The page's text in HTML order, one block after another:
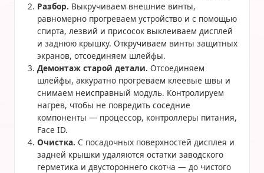
Разбор. Выкручиваем внешние винты,
равномерно прогреваем устройство и с помощью
спирта, лезвий и присосок выклеиваем дисплей
и заднюю крышку. Откручиваем винты защитных
экранов, отсоединяем шлейфы.
Демонтаж старой детали. Отсоединяем
шлейфы, аккуратно прогреваем клеевые швы и
снимаем неисправный модуль. Контролируем
нагрев, чтобы не повредить соседние
компоненты — процессор, контроллеры питания,
Face ID.
Очистка. С посадочных поверхностей дисплея и
задней крышки удаляются остатки заводского
герметика и двустороннего скотча — до чистого